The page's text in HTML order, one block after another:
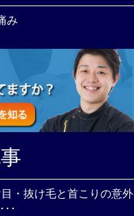
み
・抜け毛と首こりの意外
･･